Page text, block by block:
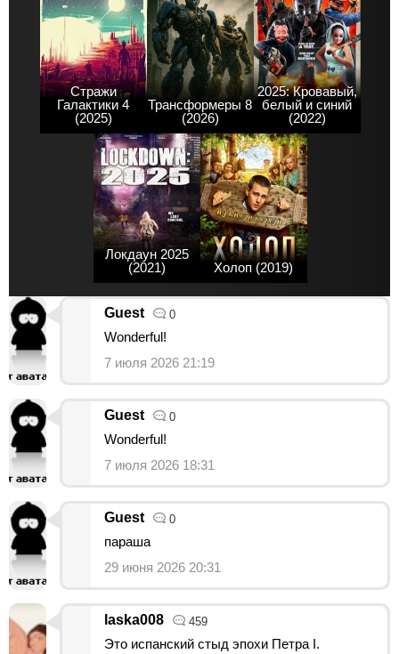
Стражи
Галактики 4
(2025)
Трансформеры 8
(2026)
2025: Кровавый,
белый и синий
(2022)
Локдаун 2025
(2021)
Холоп (2019)
Guest 0
Wonderful!
7 июля 2026 21:19
Guest 0
Wonderful!
7 июля 2026 18:31
Guest 0
параша
29 июня 2026 20:31
laska008 459
Это испанский стыд эпохи Петра I.